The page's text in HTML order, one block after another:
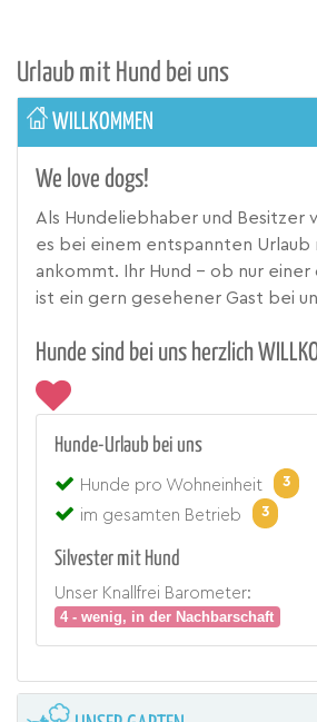
Urlaub mit Hund bei uns
WILLKOMMEN
We love dogs!
Als Hundeliebhaber und Besitzer
es bei einem entspannten
ankommt. Ihr Hund – ob nur
ist ein gern gesehener Gast bei
Hunde sind bei uns herzlich
Hunde-Urlaub bei uns
Hunde pro Wohneinheit 3
im gesamten Betrieb 3
Silvester mit Hund
Unser Knallfrei Barometer:
4 - wenig, in der Nachbarschaft